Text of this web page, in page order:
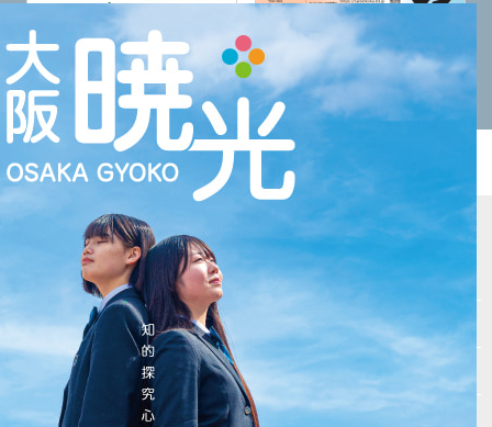
城南学園高校 彩星工科高校
Vもしとは
会場テスト
最新受験ニュース
入試情報